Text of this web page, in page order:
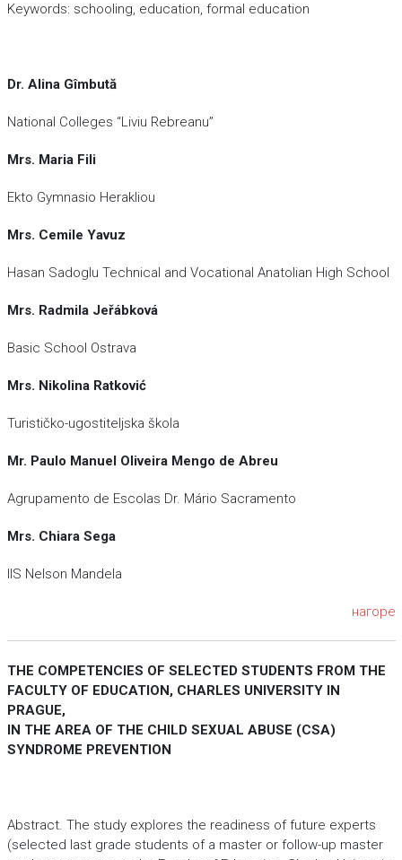
Keywords: schooling, education, formal education
Dr. Alina Gîmbută
National Colleges “Liviu Rebreanu”
Mrs. Maria Fili
Ekto Gymnasio Herakliou
Mrs. Cemile Yavuz
Hasan Sadoglu Technical and Vocational Anatolian High School
Mrs. Radmila Jeřábková
Basic School Ostrava
Mrs. Nikolina Ratković
Turističko-ugostiteljska škola
Mr. Paulo Manuel Oliveira Mengo de Abreu
Agrupamento de Escolas Dr. Mário Sacramento
Mrs. Chiara Sega
IIS Nelson Mandela
нагоре
THE COMPETENCIES OF SELECTED STUDENTS FROM THE
FACULTY OF EDUCATION, CHARLES UNIVERSITY IN
PRAGUE,
IN THE AREA OF THE CHILD SEXUAL ABUSE (CSA)
SYNDROME PREVENTION
Abstract. The study explores the readiness of future experts
(selected last grade students of a master or follow-up master